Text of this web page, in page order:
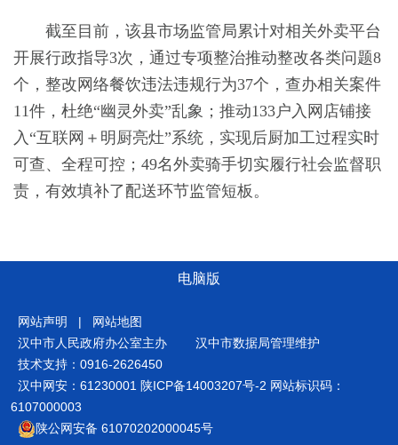
截至目前，该县市场监管局累计对相关外卖平台
开展行政指导3次，通过专项整治推动整改各类问题8
个，整改网络餐饮违法违规行为37个，查办相关案件
11件，杜绝“幽灵外卖”乱象；推动133户入网店铺接
入“互联网＋明厨亮灶”系统，实现后厨加工过程实时
可查、全程可控；49名外卖骑手切实履行社会监督职
责，有效填补了配送环节监管短板。
电脑版
网站声明 |
网站地图
汉中市人民政府办公室主办
汉中市数据局管理维护
技术支持：0916-2626450
汉中网安：61230001 陕ICP备14003207号-2 网站标识码：
6107000003
陕公网安备 61070202000045号